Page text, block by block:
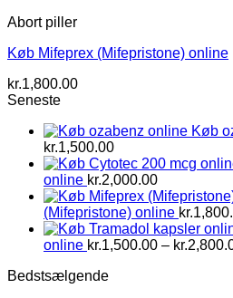
Abort piller
Køb Mifeprex (Mifepristone) online
kr.1,800.00
Seneste
Køb
kr.1,500.00Prisinterval:
kr.800.00
til
kr.1,500.00
online kr.2,000.00
(Mifepristone) online kr.
online kr.1,500.00 – kr.
Bedstsælgende